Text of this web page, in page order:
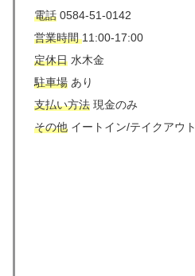
電話 0584-51-0142
営業時間11:00-17:00
定休日 水木金
駐車場 あり
支払い方法 現金のみ
その他 イートイン/テイクアウト